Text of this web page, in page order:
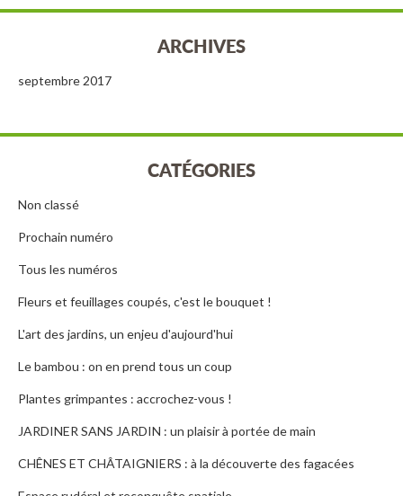
ARCHIVES
septembre 2017
CATÉGORIES
Non classé
Prochain numéro
Tous les numéros
Fleurs et feuillages coupés, c'est le bouquet !
L'art des jardins, un enjeu d'aujourd'hui
Le bambou : on en prend tous un coup
Plantes grimpantes : accrochez-vous !
JARDINER SANS JARDIN : un plaisir à portée de main
CHÊNES ET CHÂTAIGNIERS : à la découverte des fagacées